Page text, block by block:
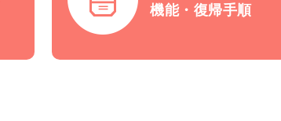
機能・復帰手順